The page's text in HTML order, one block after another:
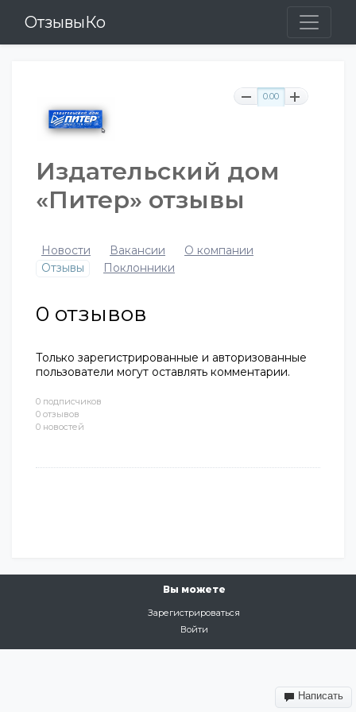
ОтзывыКо
0 подписчиков
0 отзывов
0 новостей
0.00
Издательский дом
«Питер» отзывы
Новости Вакансии
О компании
Отзывы
Поклонники
0 отзывов
Только зарегистрированные и авторизованные
пользователи могут оставлять комментарии.
Вы можете
Зарегистрироваться
Войти
Написать